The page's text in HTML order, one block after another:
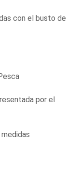
con el busto de
por el